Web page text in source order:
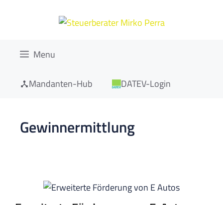
Menu
Mandanten-Hub DATEV-Login
Gewinnermittlung